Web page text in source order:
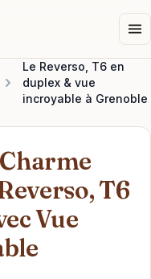
Le Reverso, T6 en
duplex & vue
incroyable à Grenoble
T6
Vue